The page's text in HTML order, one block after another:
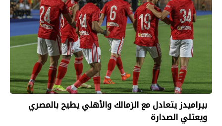
بيراميدز يتعادل مع الزمالك والأهلي يطيح بالمصري
ويعتلي الصدارة